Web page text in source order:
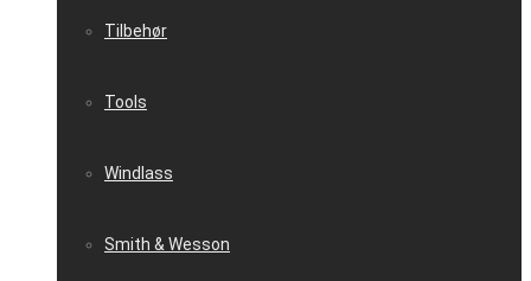
Tilbehør
Tools
Windlass
Smith & Wesson